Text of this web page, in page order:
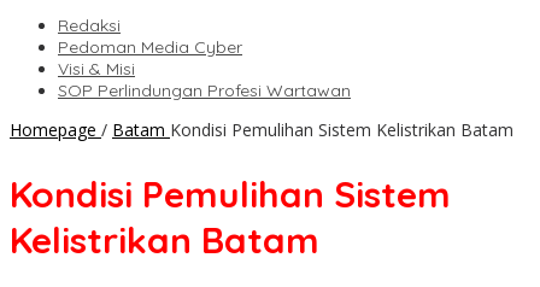
Redaksi
Pedoman Media Cyber
Visi & Misi
SOP Perlindungan Profesi Wartawan
Homepage / Batam Kondisi Pemulihan Sistem Kelistrikan Batam
Kondisi Pemulihan Sistem
Kelistrikan Batam